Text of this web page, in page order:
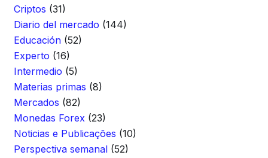
Criptos (31)
Diario del mercado (144)
Educación (52)
Experto (16)
Intermedio (5)
Materias primas (8)
Mercados (82)
Monedas Forex (23)
Noticias e Publicações (10)
Perspectiva semanal (52)